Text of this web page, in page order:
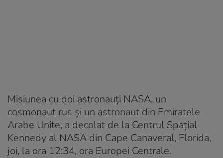
Misiunea cu doi astronauți NASA, un
cosmonaut rus și un astronaut din Emiratele
Arabe Unite, a decolat de la Centrul Spațial
Kennedy al NASA din Cape Canaveral, Florida,
joi, la ora 12:34, ora Europei Centrale.